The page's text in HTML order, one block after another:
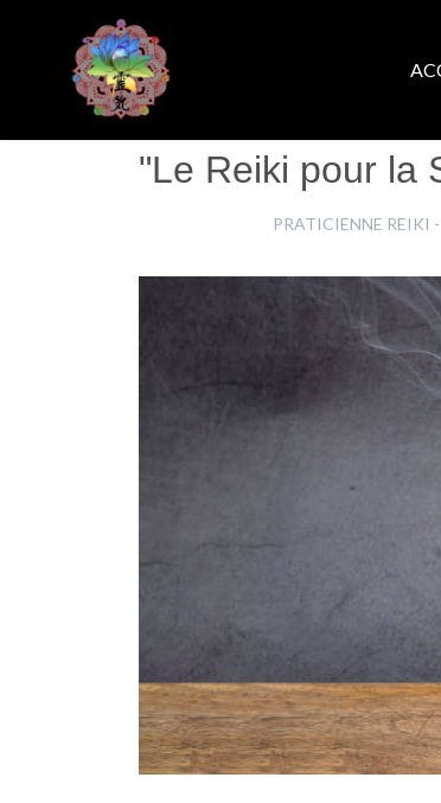
"Le Reiki pour la
PRATICIENNE REIKI